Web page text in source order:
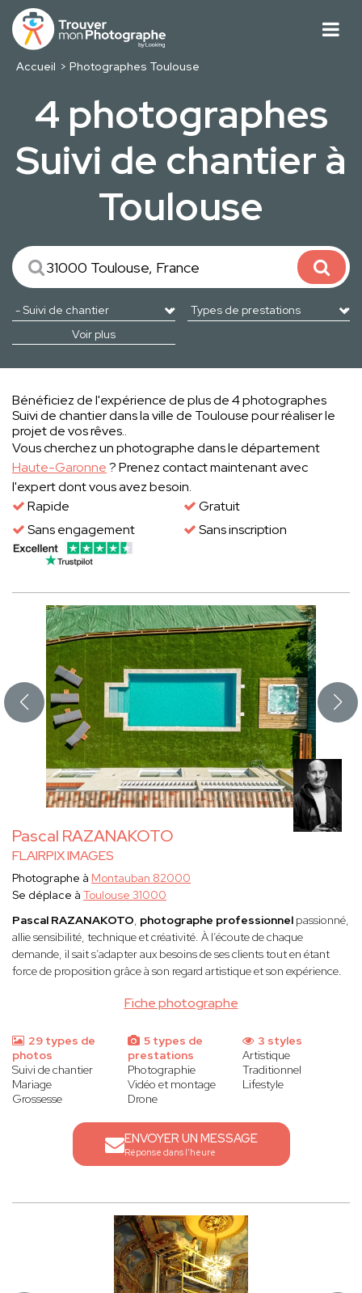
Accueil Photographes Toulouse
4 photographes
Suivi de chantier à
Toulouse
Voir plus
Bénéficiez de l'expérience de plus de 4 photographes
Suivi de chantier dans la ville de Toulouse pour réaliser le
projet de vos rêves..
Vous cherchez un photographe dans le département
Haute-Garonne? Prenez contact maintenant avec
l'expert dont vous avez besoin.
Rapide
Gratuit
Sans engagement
Sans inscription
Pascal RAZANAKOTO
FLAIRPIX IMAGES
Fiche photographe
Photographe à Montauban 82000
Se déplace à Toulouse 31000
Pascal RAZANAKOTO, photographe professionnel passionné,
allie sensibilité, technique et créativité. À l’écoute de chaque
demande, il sait s’adapter aux besoins de ses clients tout en étant
force de proposition grâce à son regard artistique et son expérience.
29 types de
photos
Suivi de chantier
Mariage
Grossesse
5 types de
prestations
Photographie
Vidéo et montage
Drone
3 styles
Artistique
Traditionnel
Lifestyle
ENVOYER UN MESSAGE
Réponse dans l'heure